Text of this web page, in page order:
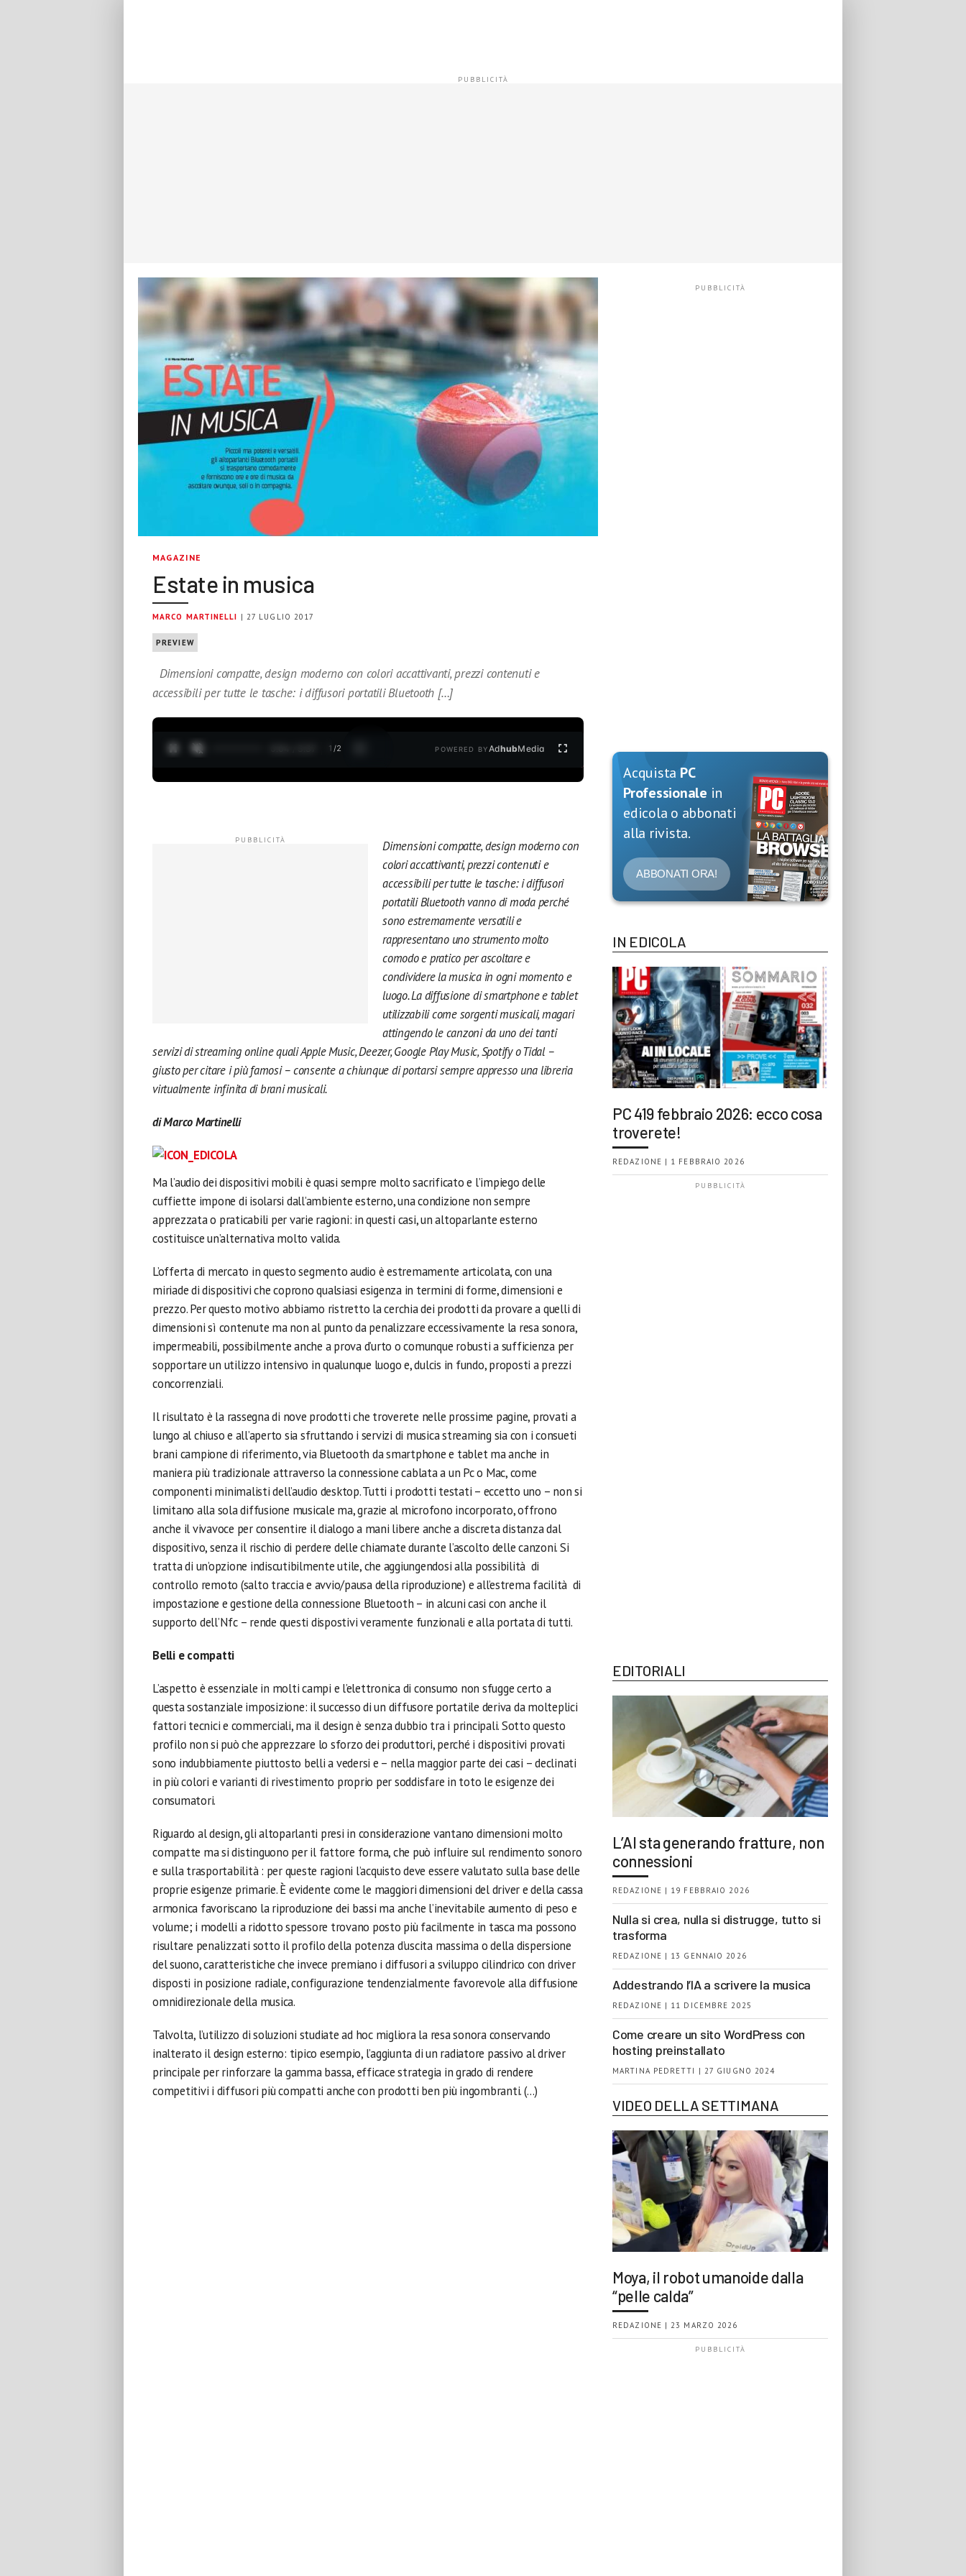
MAGAZINE
Estate in musica
MARCO MARTINELLI | 27 LUGLIO 2017
PREVIEW
Dimensioni compatte, design moderno con colori accattivanti, prezzi contenuti e
accessibili per tutte le tasche: i diffusori portatili Bluetooth […]
1 /2 POWERED BYAdhubMedia
Dimensioni compatte, design moderno con
colori accattivanti, prezzi contenuti e
accessibili per tutte le tasche: i diffusori
portatili Bluetooth vanno di moda perché
sono estremamente versatili e
rappresentano uno strumento molto
comodo e pratico per ascoltare e
condividere la musica in ogni momento e
luogo. La diffusione di smartphone e tablet
utilizzabili come sorgenti musicali, magari
attingendo le canzoni da uno dei tanti
servizi di streaming online quali Apple Music, Deezer, Google Play Music, Spotify o Tidal –
giusto per citare i più famosi – consente a chiunque di portarsi sempre appresso una libreria
virtualmente infinita di brani musicali.
di Marco Martinelli
Ma l’audio dei dispositivi mobili è quasi sempre molto sacrificato e l’impiego delle
cuffiette impone di isolarsi dall’ambiente esterno, una condizione non sempre
apprezzata o praticabili per varie ragioni: in questi casi, un altoparlante esterno
costituisce un’alternativa molto valida.
L’offerta di mercato in questo segmento audio è estremamente articolata, con una
miriade di dispositivi che coprono qualsiasi esigenza in termini di forme, dimensioni e
prezzo. Per questo motivo abbiamo ristretto la cerchia dei prodotti da provare a quelli di
dimensioni sì contenute ma non al punto da penalizzare eccessivamente la resa sonora,
impermeabili, possibilmente anche a prova d’urto o comunque robusti a sufficienza per
sopportare un utilizzo intensivo in qualunque luogo e, dulcis in fundo, proposti a prezzi
concorrenziali.
Il risultato è la rassegna di nove prodotti che troverete nelle prossime pagine, provati a
lungo al chiuso e all’aperto sia sfruttando i servizi di musica streaming sia con i consueti
brani campione di riferimento, via Bluetooth da smartphone e tablet ma anche in
maniera più tradizionale attraverso la connessione cablata a un Pc o Mac, come
componenti minimalisti dell’audio desktop. Tutti i prodotti testati – eccetto uno – non si
limitano alla sola diffusione musicale ma, grazie al microfono incorporato, offrono
anche il vivavoce per consentire il dialogo a mani libere anche a discreta distanza dal
dispositivo, senza il rischio di perdere delle chiamate durante l’ascolto delle canzoni. Si
tratta di un’opzione indiscutibilmente utile, che aggiungendosi alla possibilità di
controllo remoto (salto traccia e avvio/pausa della riproduzione) e all’estrema facilità di
impostazione e gestione della connessione Bluetooth – in alcuni casi con anche il
supporto dell’Nfc – rende questi dispostivi veramente funzionali e alla portata di tutti.
Belli e compatti
L’aspetto è essenziale in molti campi e l’elettronica di consumo non sfugge certo a
questa sostanziale imposizione: il successo di un diffusore portatile deriva da molteplici
fattori tecnici e commerciali, ma il design è senza dubbio tra i principali. Sotto questo
profilo non si può che apprezzare lo sforzo dei produttori, perché i dispositivi provati
sono indubbiamente piuttosto belli a vedersi e – nella maggior parte dei casi – declinati
in più colori e varianti di rivestimento proprio per soddisfare in toto le esigenze dei
consumatori.
Riguardo al design, gli altoparlanti presi in considerazione vantano dimensioni molto
compatte ma si distinguono per il fattore forma, che può influire sul rendimento sonoro
e sulla trasportabilità : per queste ragioni l’acquisto deve essere valutato sulla base delle
proprie esigenze primarie. È evidente come le maggiori dimensioni del driver e della cassa
armonica favoriscano la riproduzione dei bassi ma anche l’inevitabile aumento di peso e
volume; i modelli a ridotto spessore trovano posto più facilmente in tasca ma possono
risultare penalizzati sotto il profilo della potenza d’uscita massima o della dispersione
del suono, caratteristiche che invece premiano i diffusori a sviluppo cilindrico con driver
disposti in posizione radiale, configurazione tendenzialmente favorevole alla diffusione
omnidirezionale della musica.
Talvolta, l’utilizzo di soluzioni studiate ad hoc migliora la resa sonora conservando
inalterato il design esterno: tipico esempio, l’aggiunta di un radiatore passivo al driver
principale per rinforzare la gamma bassa, efficace strategia in grado di rendere
competitivi i diffusori più compatti anche con prodotti ben più ingombranti. (…)
Acquista PC
Professionale in
edicola o abbonati
alla rivista.
ABBONATI ORA!
IN EDICOLA
PC 419 febbraio 2026: ecco cosa
troverete!
REDAZIONE | 1 FEBBRAIO 2026
EDITORIALI
L’AI sta generando fratture, non
connessioni
REDAZIONE | 19 FEBBRAIO 2026
Nulla si crea, nulla si distrugge, tutto si
trasforma
REDAZIONE | 13 GENNAIO 2026
Addestrando l’IA a scrivere la musica
REDAZIONE | 11 DICEMBRE 2025
Come creare un sito WordPress con
hosting preinstallato
MARTINA PEDRETTI | 27 GIUGNO 2024
VIDEO DELLA SETTIMANA
Moya, il robot umanoide dalla
“pelle calda”
REDAZIONE | 23 MARZO 2026